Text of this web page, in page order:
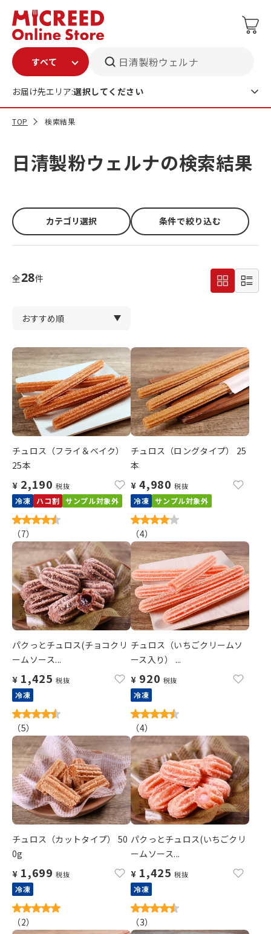
日清製粉ウェルナ
お届け先エリア:選択してください
TOP 検索結果
日清製粉ウェルナの検索結果
カテゴリ選択 条件で絞り込む
全28件
チュロス（フライ＆ベイク）
25本
¥ 2,190 税抜
冷凍 ハコ割 サンプル対象外
（7）
チュロス（ロングタイプ） 25
本
¥ 4,980 税抜
冷凍 サンプル対象外
（4）
パクっとチュロス(チョコクリ
ームソース...
¥ 1,425 税抜
冷凍
（5）
チュロス（いちごクリームソ
ース入り） ...
¥ 920 税抜
冷凍
（4）
チュロス（カットタイプ） 50
0g
¥ 1,699 税抜
冷凍
（2）
パクっとチュロス(いちごクリ
ームソース...
¥ 1,425 税抜
冷凍
（3）